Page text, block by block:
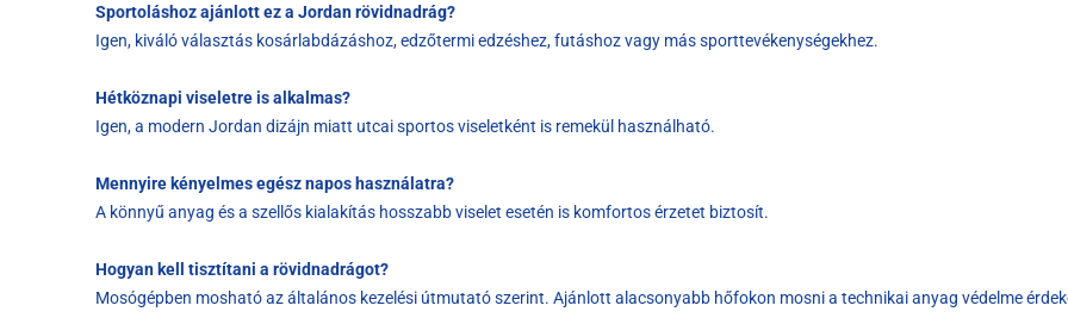
Sportoláshoz ajánlott ez a Jordan rövidnadrág?
Igen, kiváló választás kosárlabdázáshoz, edzőtermi edzéshez, futáshoz vagy más sporttevékenységekhez.
Hétköznapi viseletre is alkalmas?
Igen, a modern Jordan dizájn miatt utcai sportos viseletként is remekül használható.
Mennyire kényelmes egész napos használatra?
A könnyű anyag és a szellős kialakítás hosszabb viselet esetén is komfortos érzetet biztosít.
Hogyan kell tisztítani a rövidnadrágot?
Mosógépben mosható az általános kezelési útmutató szerint. Ajánlott alacsonyabb hőfokon mosni a technikai anyag védelme